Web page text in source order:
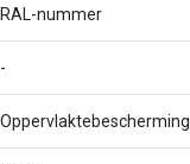
RAL-nummer
-
Oppervlaktebescherming